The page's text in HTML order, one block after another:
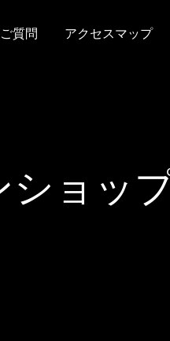
質問 アクセスマップ
ショッ